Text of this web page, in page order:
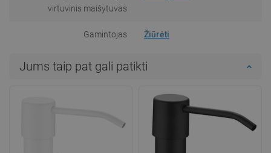
virtuvinis maišytuvas
Gamintojas Žiūrėti
Jums taip pat gali patikti